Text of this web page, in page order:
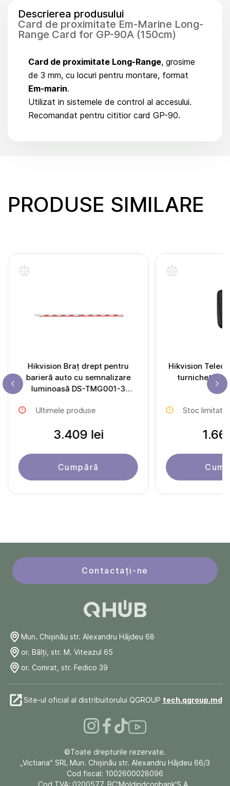
Descrierea produsului
Card de proximitate Em-Marine Long-
Range Card for GP-90A (150cm)
Card de proximitate Long-Range, grosime
de 3 mm, cu locuri pentru montare, format
Em-marin.
Utilizat in sistemele de control al accesului.
Recomandat pentru cititior card GP-90.
PRODUSE SIMILARE
Hikvision Braț drept pentru
barieră auto cu semnalizare
luminoasă DS-TMG001-3
Ultimele produse
3.409 lei
Cumpără
Hikvision
turnichete
Stoc limitat
Contactați-ne
Mun. Chişinău str. Alexandru Hâjdeu 68
or. Bălți, str. M. Viteazul 65
or. Comrat, str. Fedico 39
Site-ul oficial al distribuitorului QGROUP tech.qgroup.md
©Toate drepturile rezervate.
„Victiana" SRL Mun. Chişinău str. Alexandru Hâjdeu 66/3
Cod fiscal: 1002600028096
Cod TVA: 0200577, BC'Moldindconbank'S.A.,